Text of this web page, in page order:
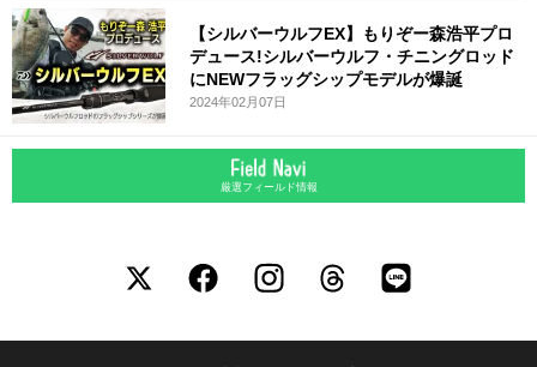
【シルバーウルフEX】もりぞー森浩平プロ
デュース!シルバーウルフ・チニングロッド
にNEWフラッグシップモデルが爆誕
2024年02月07日
厳選フィールド情報